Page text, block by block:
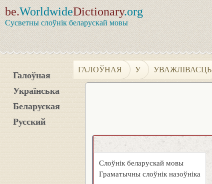
be.WorldwideDictionary.org
Сусветны слоўнік беларускай мовы
Галоўная
Українська
Беларуская
Русский
ГАЛОЎНАЯ У УВАЖЛІВАСЦЬ
Слоўнік беларускай мовы
Граматычны слоўнік назоўніка